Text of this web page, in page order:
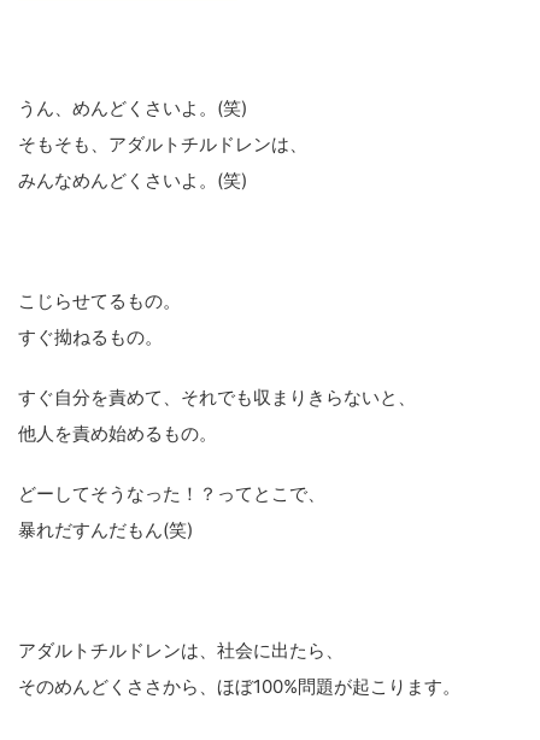
うん、めんどくさいよ。(笑)
そもそも、アダルトチルドレンは、
みんなめんどくさいよ。(笑)
こじらせてるもの。
すぐ拗ねるもの。
すぐ自分を責めて、それでも収まりきらないと、
他人を責め始めるもの。
どーしてそうなった！？ってとこで、
暴れだすんだもん(笑)
アダルトチルドレンは、社会に出たら、
そのめんどくささから、ほぼ100%問題が起こります。